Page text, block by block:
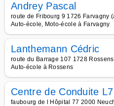
Andrey Pascal
route de Fribourg 9 1726 Farvagny
Auto-école, Moto-école à Farvagny
Lanthemann Cédric
route du Barrage 107 1728
Auto-école à Rossens
Centre de Conduite
faubourg de l Hôpital 77 2000